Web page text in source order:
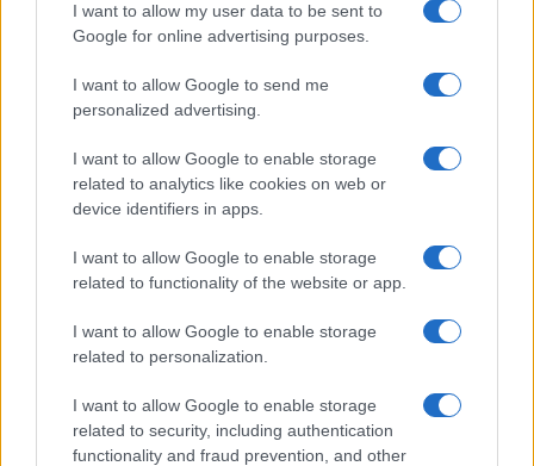
I want to allow my user data to be sent to
Google for online advertising purposes.
I want to allow Google to send me
personalized advertising.
I want to allow Google to enable storage
related to analytics like cookies on web or
device identifiers in apps.
I want to allow Google to enable storage
related to functionality of the website or app.
I want to allow Google to enable storage
related to personalization.
I want to allow Google to enable storage
related to security, including authentication
functionality and fraud prevention, and other
Sigue leyendo